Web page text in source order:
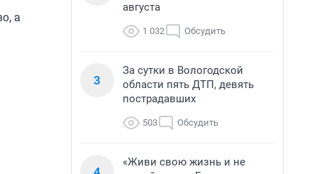
а
августа
1 032 Обсудить
3
За сутки в Вологодской
области пять ДТП, девять
пострадавших
503 Обсудить
«Живи свою жизнь и не